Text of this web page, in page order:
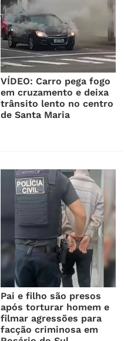
VÍDEO: Carro pega fogo
em cruzamento e deixa
trânsito lento no centro
de Santa Maria
Pai e filho são presos
após torturar homem e
filmar agressões para
facção criminosa em